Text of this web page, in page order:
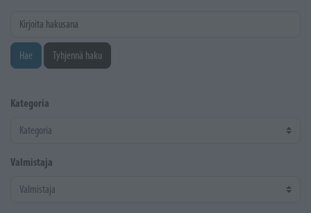
Kirjoita hakusana
Hae Tyhjennä haku
Kategoria
Valmistaja